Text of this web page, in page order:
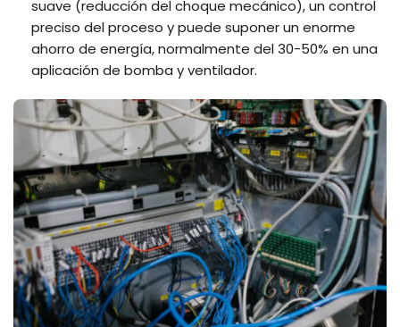
suave (reducción del choque mecánico), un control
preciso del proceso y puede suponer un enorme
ahorro de energía, normalmente del 30-50% en una
aplicación de bomba y ventilador.